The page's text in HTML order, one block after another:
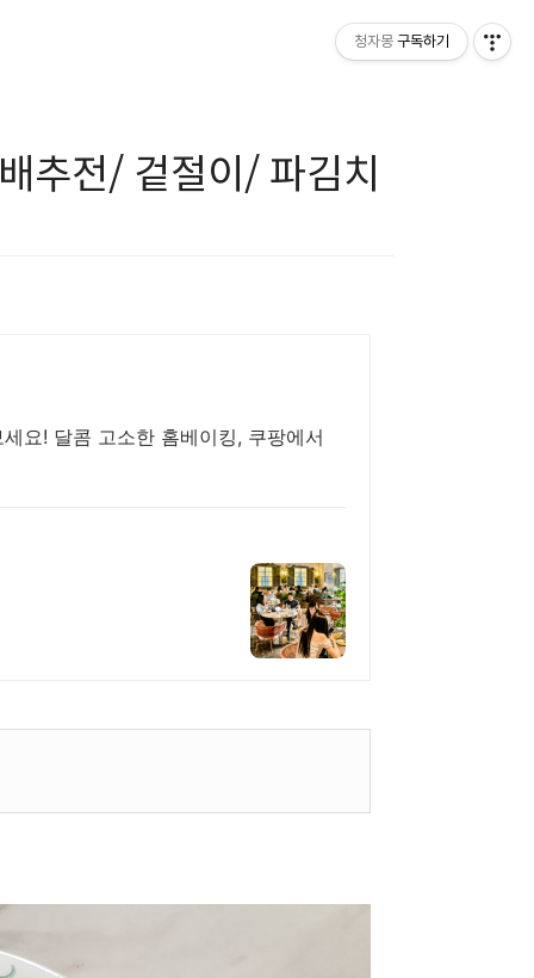
추전/ 겉절이/ 파김치
요! 달콤 고소한 홈베이킹, 쿠팡에서
청자몽 구독하기